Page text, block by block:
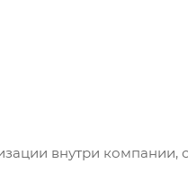
внутри